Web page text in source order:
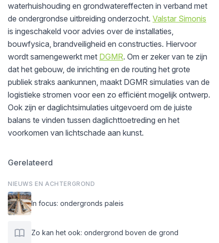
waterhuishouding en grondwatereffecten in verband met
de ondergrondse uitbreiding onderzocht. Valstar Simonis
is ingeschakeld voor advies over de installaties,
bouwfysica, brandveiligheid en constructies. Hiervoor
wordt samengewerkt met DGMR. Om er zeker van te zijn
dat het gebouw, de inrichting en de routing het grote
publiek straks aankunnen, maakt DGMR simulaties van de
logistieke stromen voor een zo efficiënt mogelijk ontwerp.
Ook zijn er daglichtsimulaties uitgevoerd om de juiste
balans te vinden tussen daglichttoetreding en het
voorkomen van lichtschade aan kunst.
Gerelateerd
NIEUWS EN ACHTERGROND
In focus: ondergronds paleis
Zo kan het ook: ondergrond boven de grond